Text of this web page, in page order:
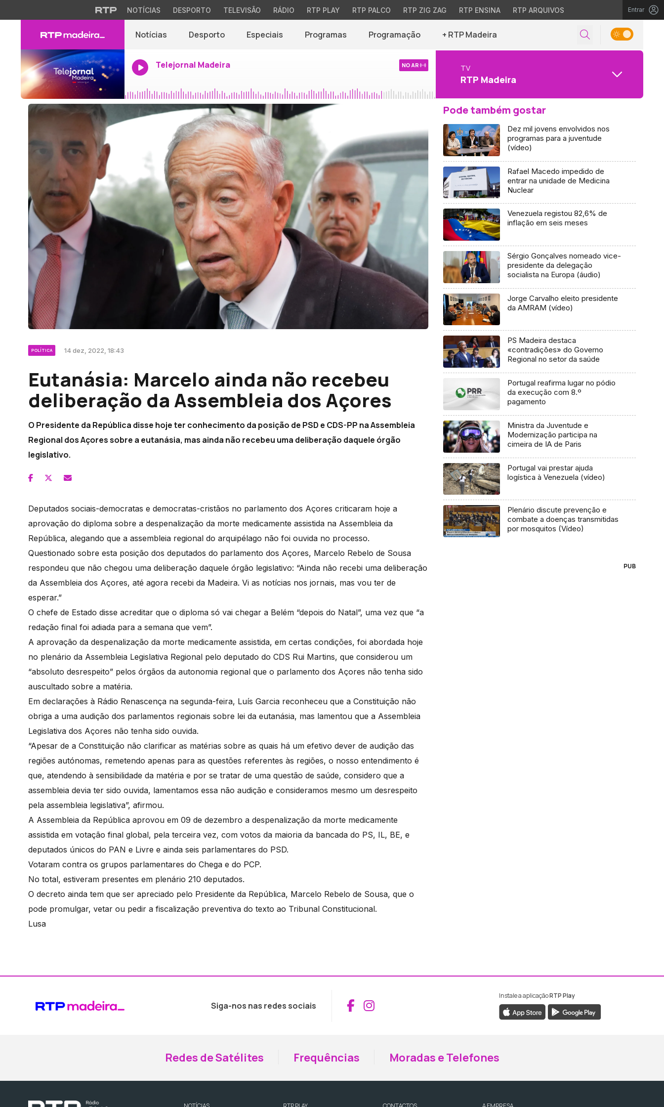
NOTÍCIAS DESPORTO TELEVISÃO RÁDIO RTP PLAY RTP PALCO RTP ZIG ZAG RTP ENSINA RTP ARQUIVOS Entrar
Notícias Desporto Especiais Programas Programação + RTP Madeira
Telejornal Madeira NO AR TV
RTP Madeira
POLÍTICA 14 dez, 2022, 18:43
Eutanásia: Marcelo ainda não recebeu
deliberação da Assembleia dos Açores
O Presidente da República disse hoje ter conhecimento da posição de PSD e CDS-PP na Assembleia
Regional dos Açores sobre a eutanásia, mas ainda não recebeu uma deliberação daquele órgão
legislativo.
Deputados sociais-democratas e democratas-cristãos no parlamento dos Açores criticaram hoje a
aprovação do diploma sobre a despenalização da morte medicamente assistida na Assembleia da
República, alegando que a assembleia regional do arquipélago não foi ouvida no processo.
Questionado sobre esta posição dos deputados do parlamento dos Açores, Marcelo Rebelo de Sousa
respondeu que não chegou uma deliberação daquele órgão legislativo: “Ainda não recebi uma deliberação
da Assembleia dos Açores, até agora recebi da Madeira. Vi as notícias nos jornais, mas vou ter de
esperar.”
O chefe de Estado disse acreditar que o diploma só vai chegar a Belém “depois do Natal”, uma vez que “a
redação final foi adiada para a semana que vem”.
A aprovação da despenalização da morte medicamente assistida, em certas condições, foi abordada hoje
no plenário da Assembleia Legislativa Regional pelo deputado do CDS Rui Martins, que considerou um
“absoluto desrespeito” pelos órgãos da autonomia regional que o parlamento dos Açores não tenha sido
auscultado sobre a matéria.
Em declarações à Rádio Renascença na segunda-feira, Luís Garcia reconheceu que a Constituição não
obriga a uma audição dos parlamentos regionais sobre lei da eutanásia, mas lamentou que a Assembleia
Legislativa dos Açores não tenha sido ouvida.
“Apesar de a Constituição não clarificar as matérias sobre as quais há um efetivo dever de audição das
regiões autónomas, remetendo apenas para as questões referentes às regiões, o nosso entendimento é
que, atendendo à sensibilidade da matéria e por se tratar de uma questão de saúde, considero que a
assembleia devia ter sido ouvida, lamentamos essa não audição e consideramos mesmo um desrespeito
pela assembleia legislativa”, afirmou.
A Assembleia da República aprovou em 09 de dezembro a despenalização da morte medicamente
assistida em votação final global, pela terceira vez, com votos da maioria da bancada do PS, IL, BE, e
deputados únicos do PAN e Livre e ainda seis parlamentares do PSD.
Votaram contra os grupos parlamentares do Chega e do PCP.
No total, estiveram presentes em plenário 210 deputados.
O decreto ainda tem que ser apreciado pelo Presidente da República, Marcelo Rebelo de Sousa, que o
pode promulgar, vetar ou pedir a fiscalização preventiva do texto ao Tribunal Constitucional.
Lusa
Pode também gostar
Dez mil jovens envolvidos nos
programas para a juventude
(vídeo)
Rafael Macedo impedido de
entrar na unidade de Medicina
Nuclear
Venezuela registou 82,6% de
inflação em seis meses
Sérgio Gonçalves nomeado vice-
presidente da delegação
socialista na Europa (áudio)
Jorge Carvalho eleito presidente
da AMRAM (vídeo)
PS Madeira destaca
«contradições» do Governo
Regional no setor da saúde
Portugal reafirma lugar no pódio
da execução com 8.º
pagamento
Ministra da Juventude e
Modernização participa na
cimeira de IA de Paris
Portugal vai prestar ajuda
logística à Venezuela (vídeo)
Plenário discute prevenção e
combate a doenças transmitidas
por mosquitos (Vídeo)
PUB
Siga-nos nas redes sociais Aceder ao Facebook da RTP Madeira
Aceder ao Instagram da RTP Madeira
Instale a aplicaçãoRTP Play
Redes de Satélites Frequências Moradas e Telefones